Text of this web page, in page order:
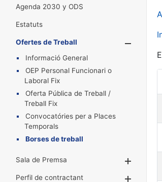
Agenda 2030 y ODS
Estatuts
Ofertes de Treball
Informació General
OEP Personal Funcionari o
Laboral Fix
Oferta Pública de Treball /
Treball Fix
Convocatóries per a Places
Temporals
Borses de treball
Sala de Premsa
Perfil de contractant